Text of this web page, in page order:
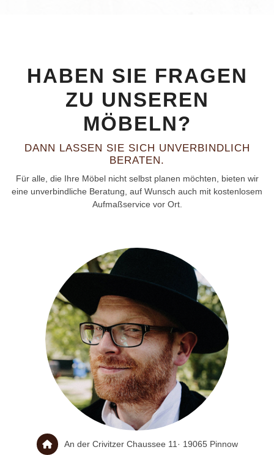
HABEN SIE FRAGEN
ZU UNSEREN
MÖBELN?
DANN LASSEN SIE SICH UNVERBINDLICH
BERATEN.
Für alle, die Ihre Möbel nicht selbst planen möchten, bieten wir
eine unverbindliche Beratung, auf Wunsch auch mit kostenlosem
Aufmaßservice vor Ort.
An der Crivitzer Chaussee 11· 19065 Pinnow